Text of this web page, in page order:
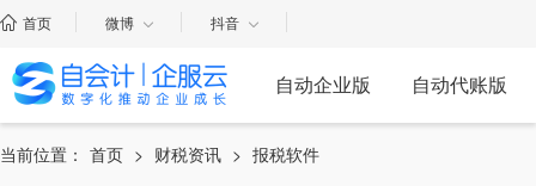
首页 微博 抖音
自动企业版 自动代账版
当前位置： 首页 > 财税资讯 > 报税软件